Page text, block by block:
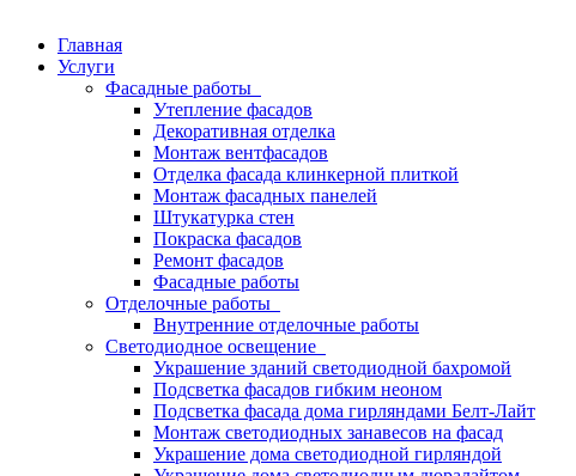
Главная
Услуги
Фасадные работы
Утепление фасадов
Декоративная отделка
Монтаж вентфасадов
Отделка фасада клинкерной плиткой
Монтаж фасадных панелей
Штукатурка стен
Покраска фасадов
Ремонт фасадов
Фасадные работы
Отделочные работы
Внутренние отделочные работы
Светодиодное освещение
Украшение зданий светодиодной бахромой
Подсветка фасадов гибким неоном
Подсветка фасада дома гирляндами Белт-Лайт
Монтаж светодиодных занавесов на фасад
Украшение дома светодиодной гирляндой